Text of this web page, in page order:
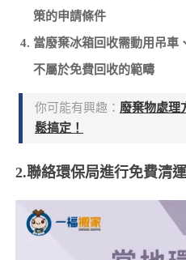
策的申請條件
當廢棄冰箱回收需動用吊車
不屬於免費回收的範疇
你可能有興趣： 廢棄物處理
鬆搞定！
2.聯絡環保局進行免費清運